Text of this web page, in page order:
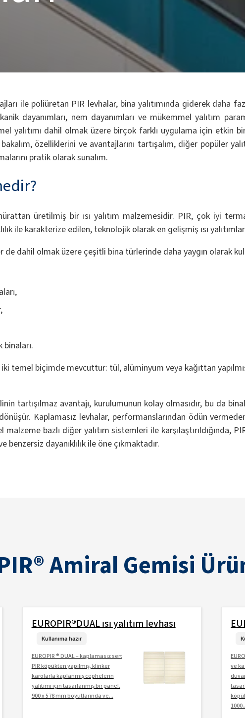
ile poliüretan PIR levhalar, bina yalıtımında giderek daha
dayanımları, nem dayanımları ve mükemmel yalıtım
yalıtımı dahil olmak üzere birçok farklı uygulama için etkin
özelliklerini ve avantajlarını tartışalım, diğer popüler
pratik olarak sunalım.
üretilmiş bir ısı yalıtım malzemesidir. PIR, çok iyi
ile karakterize edilen, teknolojik olarak en gelişmiş ısı
de dahil olmak üzere çeşitli bina türlerinde daha yaygın olarak
binaları.
temel biçimde mevcuttur: tül, alüminyum veya kağıttan
tartışılmaz avantajı, kurulumunun kolay olmasıdır, bu da
Kaplamasız levhalar, performanslarından ödün
bazlı diğer yalıtım sistemleri ile karşılaştırıldığında,
benzersiz dayanıklılık ile öne çıkmaktadır.
Amiral Gemisi
EUROPIR®DUAL ısı yalıtım levhası
Kullanıma hazır
EUROPIR ® DUAL – kaplamasız sert
PIR köpükten yapılmış, klinker
karolarla kaplanmış cephelerin
yalıtımı için tasarlanmış bir panel.
900 x 578 mm boyutlarında ve...
ve